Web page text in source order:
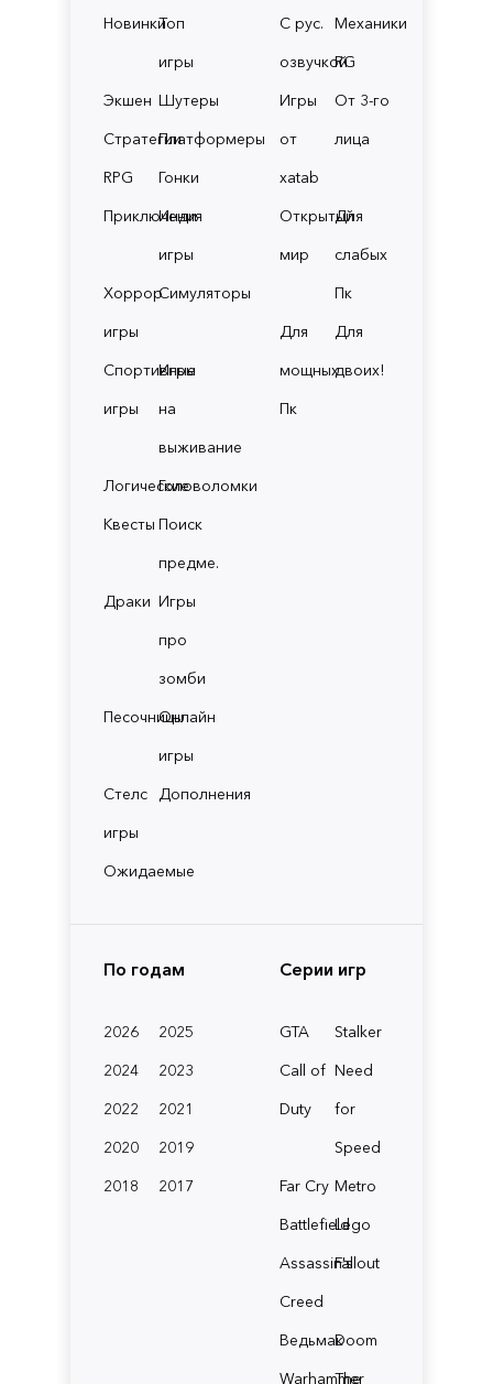
НовинкиТоп
игры
Экшен Шутеры
СтратегииПлатформеры
RPG
Гонки
Приключения
Инди
игры
Хоррор
игры
Симуляторы
Спортивные
игры
Игры
на
выживание
ЛогическиеГоловоломки
Квесты Поиск
предме.
Драки Игры
про
зомби
ПесочницыОнлайн
игры
Стелс
игры
Дополнения
Ожидаемые
С рус.
озвучкой
Механики
RG
Игры
от
xatab
От 3-го
лица
Открытый
мир
Для
слабых
Пк
Для
мощных
Пк
Для
двоих!
По годам
2026
2025
2024
2023
2022
2021
2020
2019
2018
2017
Серии игр
GTA
Stalker
Call of
Duty
Need
for
Speed
Far Cry Metro
BattlefieldLego
Assassin's
Creed
Fallout
ВедьмакDoom
Warhammer
The